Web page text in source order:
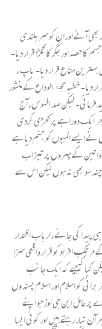
بھی آئے اور ان کو سربلندی
حصہ اور جگر کا ٹکڑا قرار دیا۔
متاع قرار دیا۔ باپ ،
دیا۔ خطبہ حجۃ الوداع کے منشور
لیکن صد افسوس، آج
ایک دوراہے پر کھڑی کردی
ایسے المیوں کو جنم دیا ہے
کے چہروں پر تیزاب
سو بھی نہ ہوں لیکن اس سے
پیدا کی جائے، ارباب اقتدار
افراد کو قرار واقعی سزا
کیا کیجیے کہ ایک جانب
کو اسلام اور اسلام پسندوں
عامل این جی اوز جو اپنے
رہتے ہیں اور کوئی ایسا